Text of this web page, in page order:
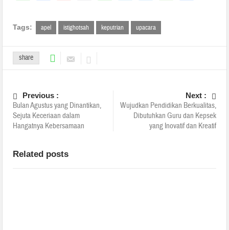
Tags: apel istighotsah keputrian upacara
share
Previous :
Bulan Agustus yang Dinantikan,
Sejuta Keceriaan dalam
Hangatnya Kebersamaan
Next :
Wujudkan Pendidikan Berkualitas,
Dibutuhkan Guru dan Kepsek
yang Inovatif dan Kreatif
Related posts